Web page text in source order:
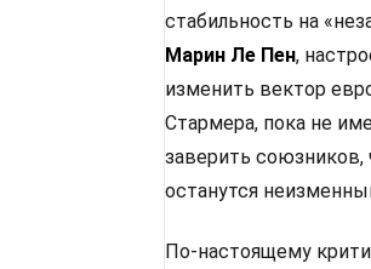
стабильность на
Марин Ле Пен,
изменить вектор
Стармера, пока не
заверить
останутся
По-настоящему